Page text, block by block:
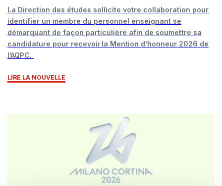
La Direction des études sollicite votre collaboration pour
identifier un membre du personnel enseignant se
démarquant de façon particulière afin de soumettre sa
candidature pour recevoir la Mention d’honneur 2026 de
l’AQPC.
LIRE LA NOUVELLE